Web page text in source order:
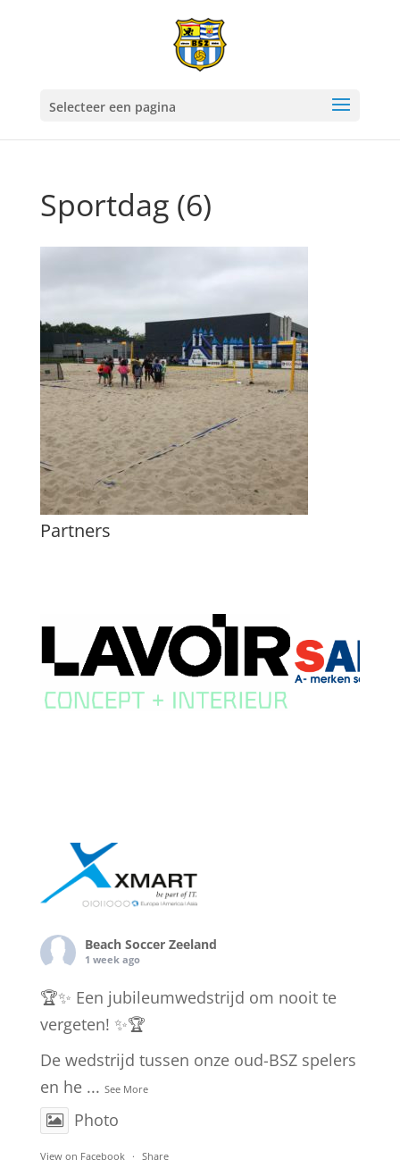
Selecteer een pagina
Sportdag (6)
Partners
Beach Soccer Zeeland
1 week ago
🏆✨ Een jubileumwedstrijd om nooit te
vergeten! ✨🏆
De wedstrijd tussen onze oud-BSZ spelers
en he ... See More
Photo
View on Facebook · Share